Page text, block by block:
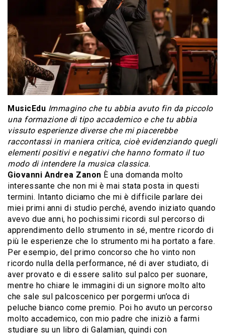
MusicEdu Immagino che tu abbia avuto fin da piccolo
una formazione di tipo accademico e che tu abbia
vissuto esperienze diverse che mi piacerebbe
raccontassi in maniera critica, cioè evidenziando quegli
elementi positivi e negativi che hanno formato il tuo
modo di intendere la musica classica.
Giovanni Andrea Zanon È una domanda molto
interessante che non mi è mai stata posta in questi
termini. Intanto diciamo che mi è difficile parlare dei
miei primi anni di studio perché, avendo iniziato quando
avevo due anni, ho pochissimi ricordi sul percorso di
apprendimento dello strumento in sé, mentre ricordo di
più le esperienze che lo strumento mi ha portato a fare.
Per esempio, del primo concorso che ho vinto non
ricordo nulla della performance, né di aver studiato, di
aver provato e di essere salito sul palco per suonare,
mentre ho chiare le immagini di un signore molto alto
che sale sul palcoscenico per porgermi un’oca di
peluche bianco come premio. Poi ho avuto un percorso
molto accademico, con mio padre che iniziò a farmi
studiare su un libro di Galamian, quindi con